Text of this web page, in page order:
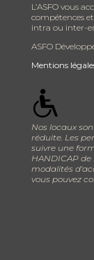
L’ASFO vous
compétences
intra ou inter-
ASFO
Mentions
Nos locaux
réduite. Les
suivre une
HANDICAP de
modalités
vous pouvez